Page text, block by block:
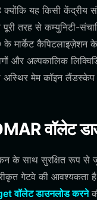
क्योंकि यह किसी केंद्रीय
तरह से कम्युनिटी-
मार्केट कैपिटलाइज़ेशन
और अल्पकालिक
अस्थिर मेम कॉइन
वॉलेट
के साथ सुरक्षित रूप से
गेटवे की
वॉलेट डाउनलोड करने